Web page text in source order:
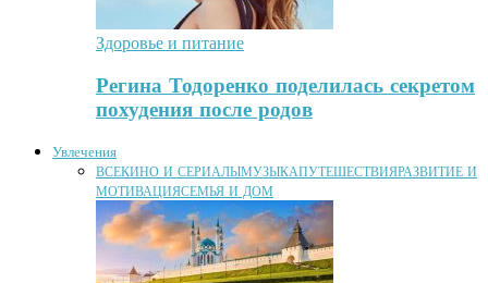
Здоровье и питание
Регина Тодоренко поделилась секретом
похудения после родов
Увлечения
ВСЕКИНО И СЕРИАЛЫМУЗЫКАПУТЕШЕСТВИЯРАЗВИТИЕ И
МОТИВАЦИЯСЕМЬЯ И ДОМ